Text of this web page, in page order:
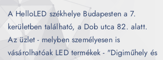
A HelloLED székhelye Budapesten a 7.
kerületben található, a Dob utca 82. alatt.
Az üzlet - melyben személyesen is
vásárolhatóak LED termékek - "Digiműhely és